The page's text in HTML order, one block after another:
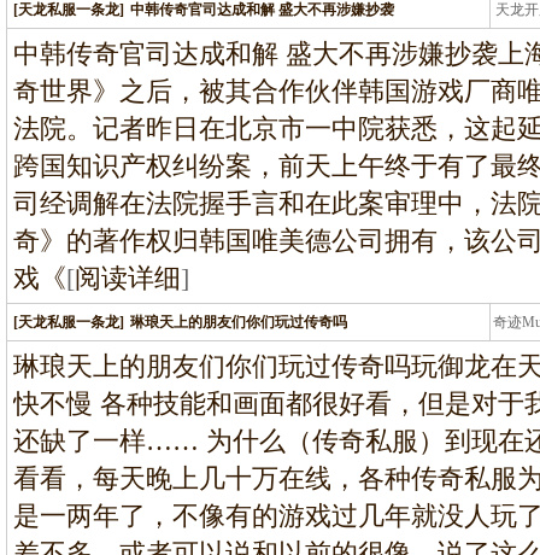
[天龙私服一条龙] 中韩传奇官司达成和解 盛大不再涉嫌抄袭 天龙
龙
中韩传奇官司达成和解 盛大不再涉嫌抄袭上
奇世界》之后，被其合作伙伴韩国游戏厂商
法院。记者昨日在北京市一中院获悉，这起
跨国知识产权纠纷案，前天上午终于有了最
司经调解在法院握手言和在此案审理中，法
奇》的著作权归韩国唯美德公司拥有，该公
戏《[阅读详细]
[天龙私服一条龙] 琳琅天上的朋友们你们玩过传奇吗 奇迹
条
琳琅天上的朋友们你们玩过传奇吗玩御龙在
快不慢 各种技能和画面都很好看，但是对于
还缺了一样…… 为什么（传奇私服）到现在
看看，每天晚上几十万在线，各种传奇私服
是一两年了，不像有的游戏过几年就没人玩